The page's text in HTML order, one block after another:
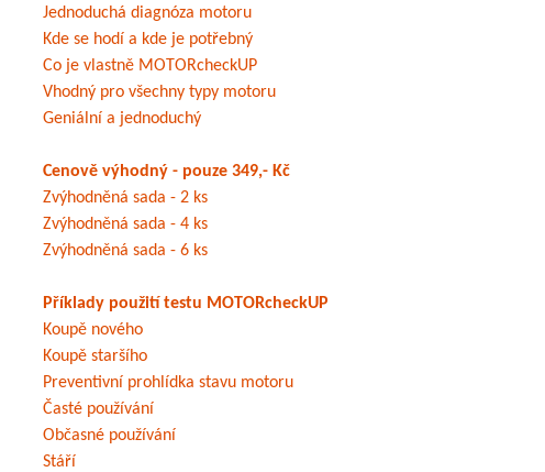
Jednoduchá diagnóza motoru
Kde se hodí a kde je potřebný
Co je vlastně MOTORcheckUP
Vhodný pro všechny typy motoru
Geniální a jednoduchý
Cenově výhodný - pouze 349,- Kč
Zvýhodněná sada - 2 ks
Zvýhodněná sada - 4 ks
Zvýhodněná sada - 6 ks
Příklady použití testu MOTORcheckUP
Koupě nového
Koupě staršího
Preventivní prohlídka stavu motoru
Časté používání
Občasné používání
Stáří